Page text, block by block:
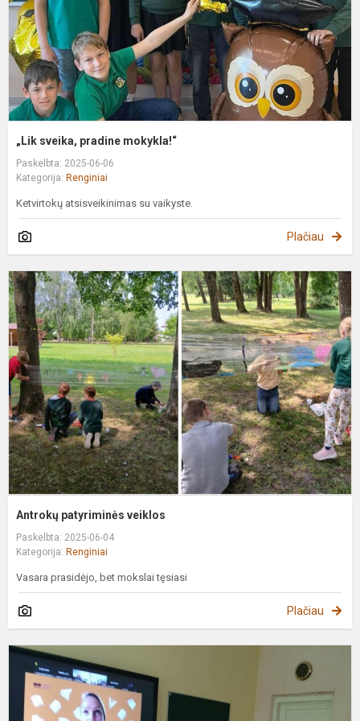
„Lik sveika, pradine mokykla!“
Paskelbta: 2025-06-06
Kategorija: Renginiai
Ketvirtokų atsisveikinimas su vaikyste.
Plačiau
Antrokų patyriminės veiklos
Paskelbta: 2025-06-04
Kategorija: Renginiai
Vasara prasidėjo, bet mokslai tęsiasi
Plačiau